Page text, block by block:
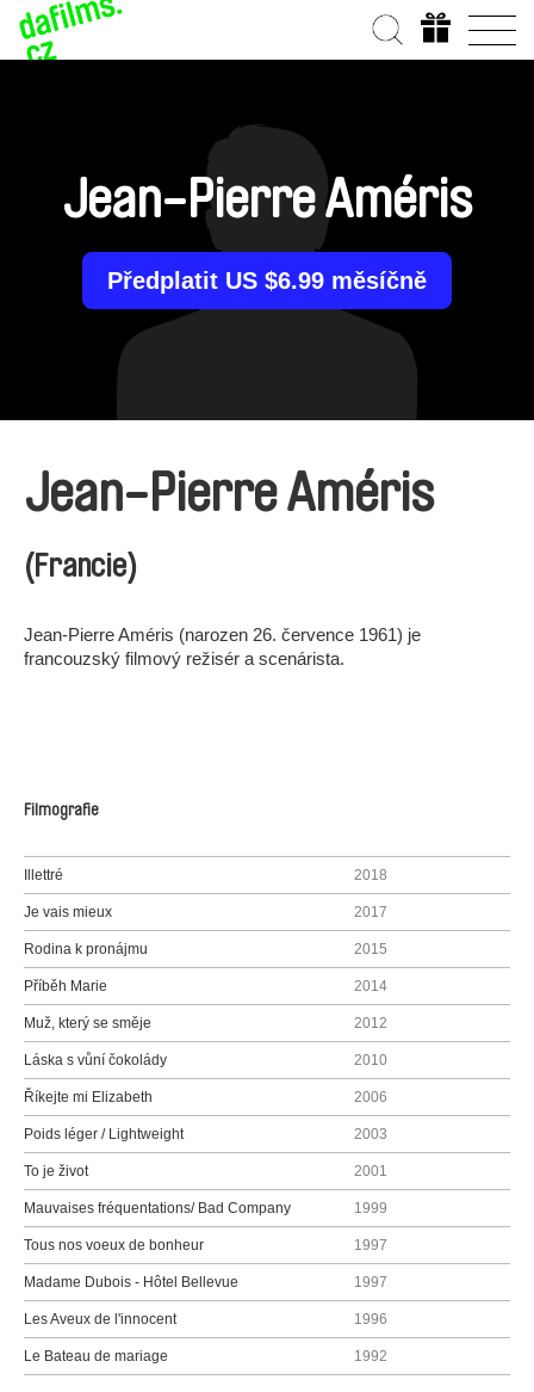
Jean-Pierre Améris
Předplatit US $6.99 měsíčně
Jean-Pierre Améris
(Francie)
Jean-Pierre Améris (narozen 26. července 1961) je
francouzský filmový režisér a scenárista.
Filmografie
Illettré 2018
Je vais mieux 2017
Rodina k pronájmu 2015
Příběh Marie 2014
Muž, který se směje 2012
Láska s vůní čokolády 2010
Říkejte mi Elizabeth 2006
Poids léger / Lightweight 2003
To je život 2001
Mauvaises fréquentations/ Bad Company 1999
Tous nos voeux de bonheur 1997
Madame Dubois - Hôtel Bellevue 1997
Les Aveux de l'innocent 1996
Le Bateau de mariage 1992